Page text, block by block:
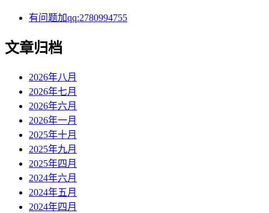
有问题加qq:2780994755
文章归档
2026年八月
2026年七月
2026年六月
2026年一月
2025年十月
2025年九月
2025年四月
2024年六月
2024年五月
2024年四月